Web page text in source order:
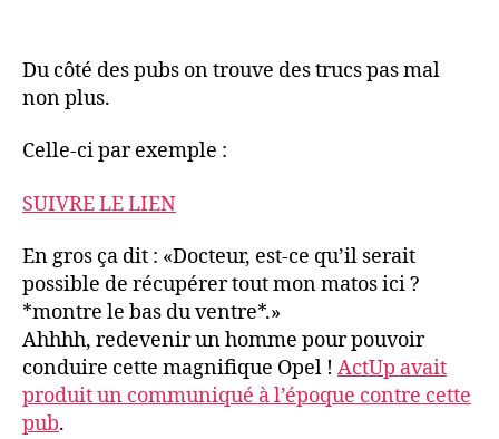
Du côté des pubs on trouve des trucs pas mal
non plus.
Celle-ci par exemple :
SUIVRE LE LIEN
En gros ça dit : «Docteur, est-ce qu’il serait
possible de récupérer tout mon matos ici ?
*montre le bas du ventre*.»
Ahhhh, redevenir un homme pour pouvoir
conduire cette magnifique Opel ! ActUp avait
produit un communiqué à l’époque contre cette
pub.